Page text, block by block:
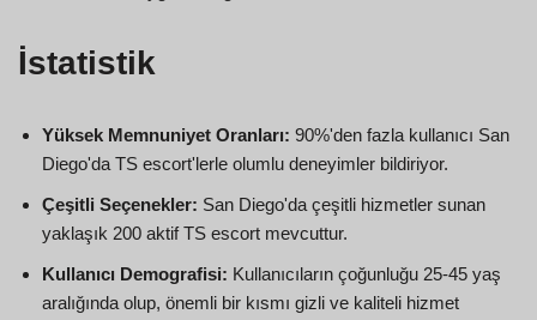
İstatistik
Yüksek Memnuniyet Oranları: 90%'den fazla kullanıcı San
Diego'da TS escort'lerle olumlu deneyimler bildiriyor.
Çeşitli Seçenekler: San Diego'da çeşitli hizmetler sunan
yaklaşık 200 aktif TS escort mevcuttur.
Kullanıcı Demografisi: Kullanıcıların çoğunluğu 25-45 yaş
aralığında olup, önemli bir kısmı gizli ve kaliteli hizmet